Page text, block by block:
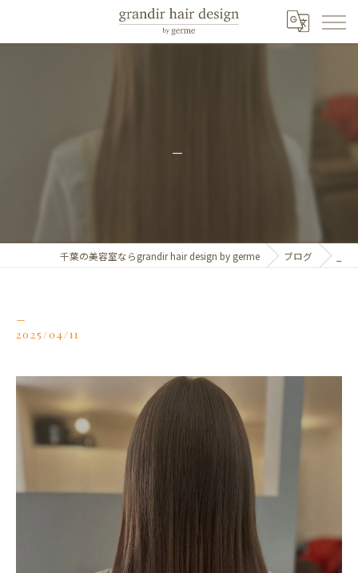
千葉の美容室ならgrandir hair design by germe ブログ
2025/04/11